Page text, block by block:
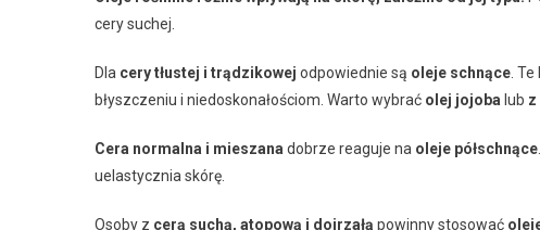
cery suchej.
Dla cery tłustej i trądzikowej odpowiednie są oleje schnące .
błyszczeniu i niedoskonałościom. Warto wybrać olej jojoba lub z
Cera normalna i mieszana dobrze reaguje na oleje półschnące
uelastycznia skórę.
Osoby z cerą suchą, atopową i dojrzałą powinny stosować